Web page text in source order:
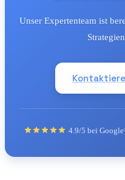
Unser Expertenteam ist
4.9/5 bei Google